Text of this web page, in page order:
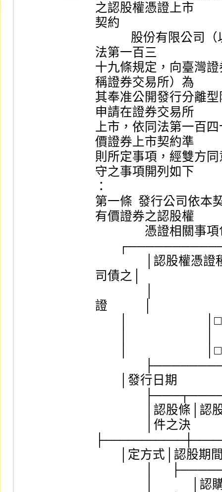
之認股權憑證上市
契約
法第一百三
十九條規定，向臺灣
稱證券交易所）為
其奉准公開發行分離
申請在證券交易所
上市，依同法第一百
價證券上市契約準
則所定事項，經雙方
守之事項開列如下
：
第一條  發行公司依本
有價證券之認股權
憑證相關事項
│認股權憑證種類
司債之│
證            │
│認股條│認股價
│件之決
│
│　　　│認購股